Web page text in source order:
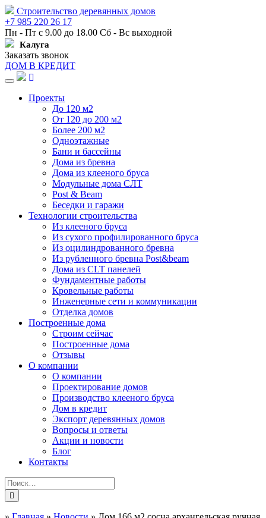
Строительство деревянных домов
+7 985 220 26 17
Пн - Пт с 9.00 до 18.00 Сб - Вс выходной
Калуга
Заказать звонок
ДОМ В КРЕДИТ
Навигация
Проекты
До 120 м2
От 120 до 200 м2
Более 200 м2
Одноэтажные
Бани и бассейны
Дома из бревна
Дома из клееного бруса
Модульные дома СЛТ
Post & Beam
Беседки и гаражи
Технологии строительства
Из клееного бруса
Из сухого профилированного бруса
Из оцилиндрованного бревна
Из рубленного бревна Post&beam
Дома из CLT панелей
Фундаментные работы
Кровельные работы
Инженерные сети и коммуникации
Отделка домов
Построенные дома
Строим сейчас
Построенные дома
Отзывы
О компании
О компании
Проектирование домов
Производство клееного бруса
Дом в кредит
Экспорт деревянных домов
Вопросы и ответы
Акции и новости
Блог
Контакты